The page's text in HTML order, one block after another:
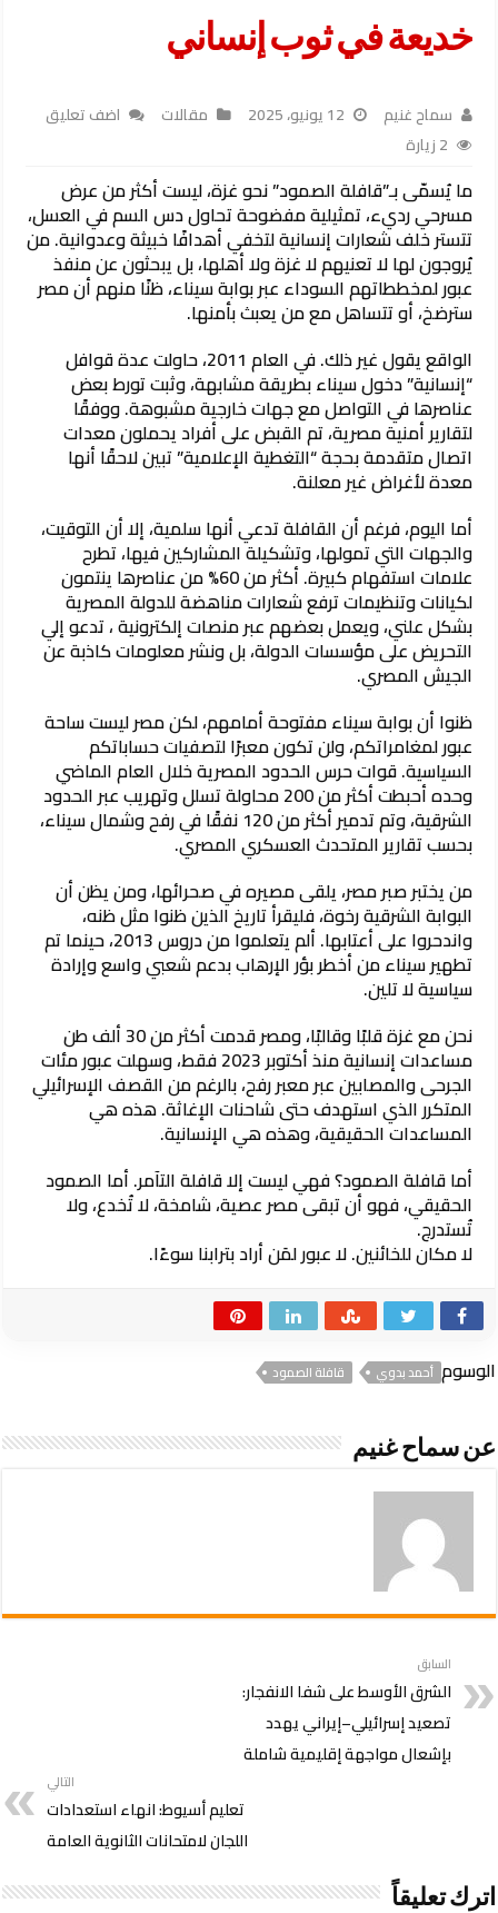
خديعة في ثوب إنساني
سماح غنيم 12 يونيو، 2025 مقالات
اضف تعليق
2 زيارة
ما يُسمّى بـ”قافلة الصمود” نحو غزة، ليست أكثر من عرض
مسرحي رديء، تمثيلية مفضوحة تحاول دس السم في العسل،
تتستر خلف شعارات إنسانية لتخفي أهدافًا خبيثة وعدوانية. من
يُروجون لها لا تعنيهم لا غزة ولا أهلها، بل يبحثون عن منفذ
عبور لمخططاتهم السوداء عبر بوابة سيناء، ظنًا منهم أن مصر
سترضخ، أو تتساهل مع من يعبث بأمنها.
الواقع يقول غير ذلك. في العام 2011، حاولت عدة قوافل
“إنسانية” دخول سيناء بطريقة مشابهة، وثبت تورط بعض
عناصرها في التواصل مع جهات خارجية مشبوهة. ووفقًا
لتقارير أمنية مصرية، تم القبض على أفراد يحملون معدات
اتصال متقدمة بحجة “التغطية الإعلامية” تبين لاحقًا أنها
معدة لأغراض غير معلنة.
أما اليوم، فرغم أن القافلة تدعي أنها سلمية، إلا أن التوقيت،
والجهات التي تمولها، وتشكيلة المشاركين فيها، تطرح
علامات استفهام كبيرة. أكثر من 60% من عناصرها ينتمون
لكيانات وتنظيمات ترفع شعارات مناهضة للدولة المصرية
بشكل علني، ويعمل بعضهم عبر منصات إلكترونية ، تدعو إلي
التحريض على مؤسسات الدولة، بل ونشر معلومات كاذبة عن
الجيش المصري.
ظنوا أن بوابة سيناء مفتوحة أمامهم، لكن مصر ليست ساحة
عبور لمغامراتكم، ولن تكون معبرًا لتصفيات حساباتكم
السياسية. قوات حرس الحدود المصرية خلال العام الماضي
وحده أحبطت أكثر من 200 محاولة تسلل وتهريب عبر الحدود
الشرقية، وتم تدمير أكثر من 120 نفقًا في رفح وشمال سيناء،
بحسب تقارير المتحدث العسكري المصري.
من يختبر صبر مصر، يلقى مصيره في صحرائها، ومن يظن أن
البوابة الشرقية رخوة، فليقرأ تاريخ الذين ظنوا مثل ظنه،
واندحروا على أعتابها. ألم يتعلموا من دروس 2013، حينما تم
تطهير سيناء من أخطر بؤر الإرهاب بدعم شعبي واسع وإرادة
سياسية لا تلين.
نحن مع غزة قلبًا وقالبًا، ومصر قدمت أكثر من 30 ألف طن
مساعدات إنسانية منذ أكتوبر 2023 فقط، وسهلت عبور مئات
الجرحى والمصابين عبر معبر رفح، بالرغم من القصف الإسرائيلي
المتكرر الذي استهدف حتى شاحنات الإغاثة. هذه هي
المساعدات الحقيقية، وهذه هي الإنسانية.
أما قافلة الصمود؟ فهي ليست إلا قافلة التآمر. أما الصمود
الحقيقي، فهو أن تبقى مصر عصية، شامخة، لا تُخدع، ولا
تُستدرج.
لا مكان للخائنين. لا عبور لمَن أراد بترابنا سوءًا.
الوسوم أحمد بدوي قافلة الصمود
عن سماح غنيم
السابق
الشرق الأوسط على شفا الانفجار:
تصعيد إسرائيلي–إيراني يهدد
بإشعال مواجهة إقليمية شاملة
التالي
تعليم أسيوط: انهاء استعدادات
اللجان لامتحانات الثانوية العامة
اترك تعليقاً